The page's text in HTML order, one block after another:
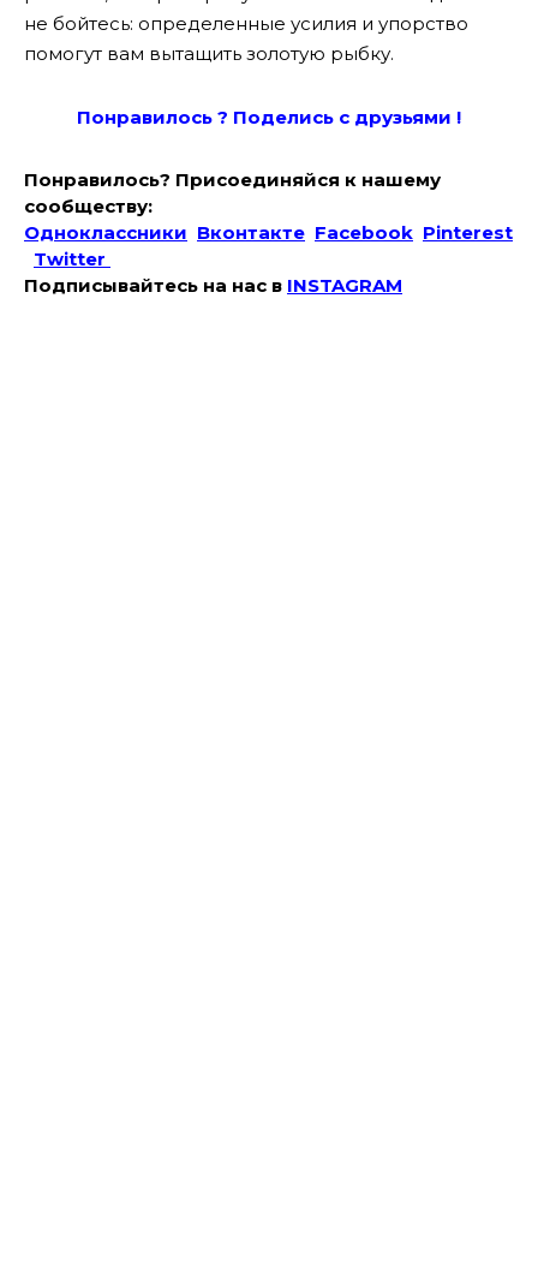
не бойтесь: определенные усилия и упорство
помогут вам вытащить золотую рыбку.
Понравилось ? Поделись с друзьями !
Понравилось? Присоединяйся к нашему
сообществу:
Одноклассники Вконтакте Facebook Pinterest
Twitter
Подписывайтесь на наc в INSTAGRAM